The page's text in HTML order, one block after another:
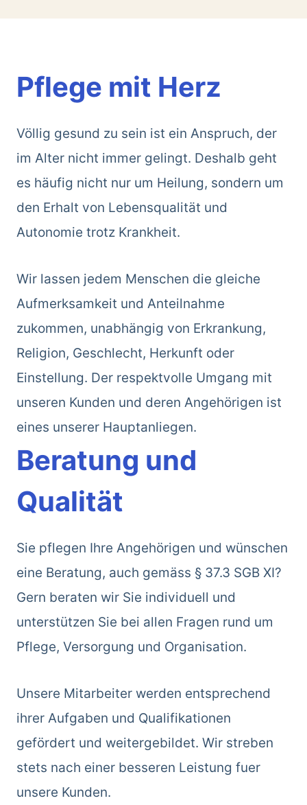
Pflege mit Herz
Völlig gesund zu sein ist ein Anspruch, der
im Alter nicht immer gelingt. Deshalb geht
es häufig nicht nur um Heilung, sondern um
den Erhalt von Lebensqualität und
Autonomie trotz Krankheit.
Wir lassen jedem Menschen die gleiche
Aufmerksamkeit und Anteilnahme
zukommen, unabhängig von Erkrankung,
Religion, Geschlecht, Herkunft oder
Einstellung. Der respektvolle Umgang mit
unseren Kunden und deren Angehörigen ist
eines unserer Hauptanliegen.
Beratung und
Qualität
Sie pflegen Ihre Angehörigen und wünschen
eine Beratung, auch gemäss § 37.3 SGB XI?
Gern beraten wir Sie individuell und
unterstützen Sie bei allen Fragen rund um
Pflege, Versorgung und Organisation.
Unsere Mitarbeiter werden entsprechend
ihrer Aufgaben und Qualifikationen
gefördert und weitergebildet. Wir streben
stets nach einer besseren Leistung fuer
unsere Kunden.